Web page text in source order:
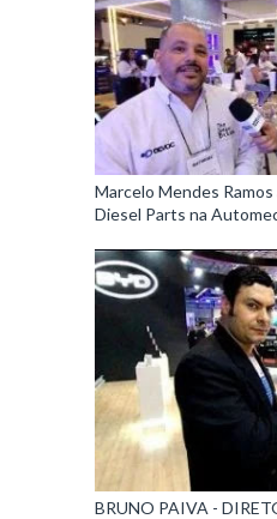
Marcelo Mendes
Diesel Parts na
BRUNO PAIVA -